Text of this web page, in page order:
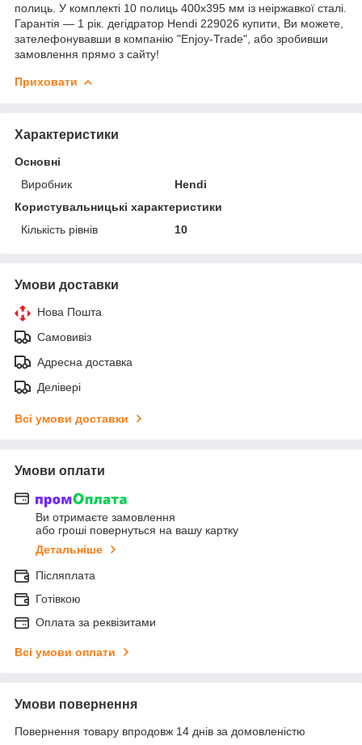
полиць. У комплекті 10 полиць 400x395 мм із неіржавкої сталі.
Гарантія — 1 рік. дегідратор Hendi 229026 купити, Ви можете,
зателефонувавши в компанію "Enjoy-Trade", або зробивши
замовлення прямо з сайту!
Приховати
Характеристики
Основні
Виробник
Hendi
Користувальницькі характеристики
Кількість рівнів
10
Умови доставки
Нова Пошта
Самовивіз
Адресна доставка
Делівері
Всі умови доставки
Умови оплати
Ви отримаєте замовлення
або гроші повернуться на вашу картку
Детальніше
Післяплата
Готівкою
Оплата за реквізитами
Всі умови оплати
Умови повернення
Повернення товару впродовж 14 днів за домовленістю